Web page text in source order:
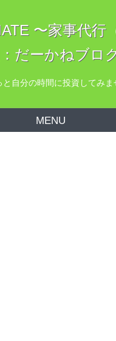
〜家事代行
だーかねブロ
自分の時間に投資してみま
MENU